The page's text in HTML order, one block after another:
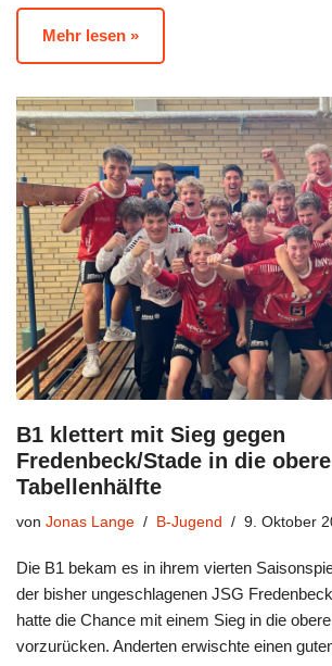
Mehr lesen »
B1 klettert mit Sieg gegen
Fredenbeck/Stade in die obere
Tabellenhälfte
von Jonas Lange B-Jugend 9. Oktober
Die B1 bekam es in ihrem vierten
der bisher ungeschlagenen JSG
hatte die Chance mit einem Sieg in die
vorzurücken. Anderten erwischte einen